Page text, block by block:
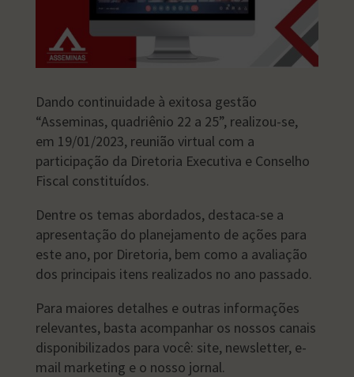
Dando continuidade à exitosa gestão
“Asseminas, quadriênio 22 a 25”, realizou-se,
em 19/01/2023, reunião virtual com a
participação da Diretoria Executiva e Conselho
Fiscal constituídos.
Dentre os temas abordados, destaca-se a
apresentação do planejamento de ações para
este ano, por Diretoria, bem como a avaliação
dos principais itens realizados no ano passado.
Para maiores detalhes e outras informações
relevantes, basta acompanhar os nossos canais
disponibilizados para você: site, newsletter, e-
mail marketing e o nosso jornal.